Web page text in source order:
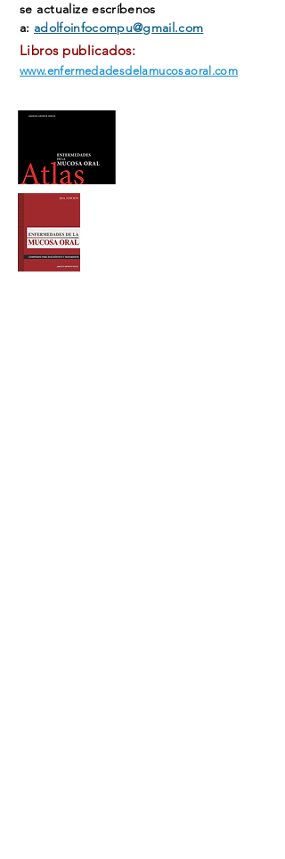
se actualizeescríbenos
a:adolfoinfocompu@gmail.com
Libros publicados:
www.enfermedadesdelamucosaoral.com